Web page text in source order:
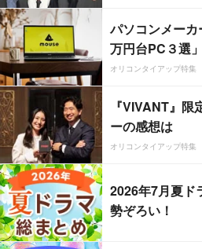
パソコンメー
万円台PC３選」
オリコンタイアップ特集
『VIVANT』
ーの感想は
オリコンタイアップ特集
2026年7月夏ド
勢ぞろい！